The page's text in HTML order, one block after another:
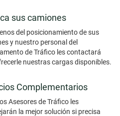
sus camiones
del posicionamiento de sus
y nuestro personal del
de Tráfico les contactará
nuestras cargas disponibles.
Complementarios
Asesores de Tráfico les
la mejor solución si precisa